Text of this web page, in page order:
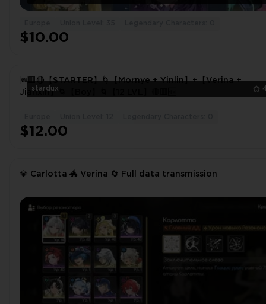
$10.00
stardux
🆕🟥🔴【STARTER】🌀【Mornye + Yinlin】+【Verina +
Jianxin】🌀【Boy】🌀【12 LVL】🔴🟥🆕
$12.00
💎 Carlotta 🐲 Verina 🔄 Full data transmission